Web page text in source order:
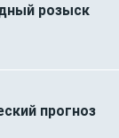
розыск
прогноз